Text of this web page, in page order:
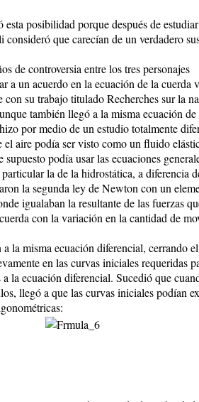
esta posibilidad porque después de
consideró que carecían de un verdadero
de controversia entre los tres personajes
a un acuerdo en la ecuación de la cuerda
con su trabajo titulado Recherches sur la
también llegó a la misma ecuación
por medio de un estudio totalmente
el aire podía ser visto como un fluido
podía usar las ecuaciones
la de la hidrostática, a diferencia
la segunda ley de Newton con un
igualaban la resultante de las fuerzas
con la variación en la cantidad de
la misma ecuación diferencial, cerrando
en las curvas iniciales requeridas
la ecuación diferencial. Sucedió que
llegó a que las curvas iniciales podían